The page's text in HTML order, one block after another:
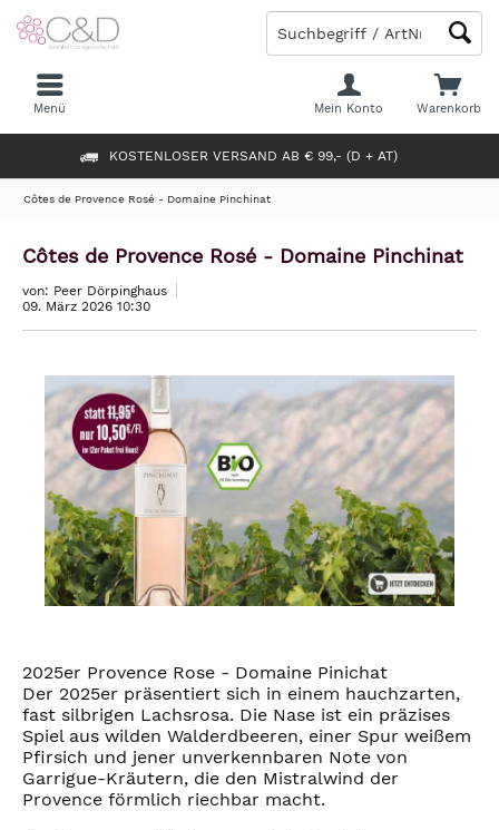
KOSTENLOSER VERSAND AB € 99,- (D + AT)
Warenkorb
Mein Konto
Menü
Côtes de Provence Rosé - Domaine Pinchinat
Côtes de Provence Rosé - Domaine Pinchinat
von: Peer Dörpinghaus
09. März 2026 10:30
2025er Provence Rose - Domaine Pinichat
Der 2025er präsentiert sich in einem hauchzarten,
fast silbrigen Lachsrosa. Die Nase ist ein präzises
Spiel aus wilden Walderdbeeren, einer Spur weißem
Pfirsich und jener unverkennbaren Note von
Garrigue-Kräutern, die den Mistralwind der
Provence förmlich riechbar macht.